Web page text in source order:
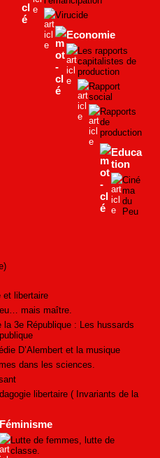
Virucide
Economie
Les rapports
capitalistes de
production
Rapport
social
Rapports
de
production
Educa
tion
Ciné
ma
du
Peu
et libertaire
mais maître.
la 3e République : Les hussards
D’Alembert et la musique
dans les sciences.
libertaire ( Invariants de la
Féminisme
Lutte de femmes, lutte de
classe.